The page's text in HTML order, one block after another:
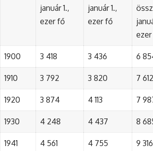
január 1.,
ezer fő
január 1.,
ezer fő
1900 3 418 3 436 6
1910 3 792 3 820 7 612
1920 3 874 4 113 7
1930 4 248 4 437 8
1941 4 561 4 755 9 316